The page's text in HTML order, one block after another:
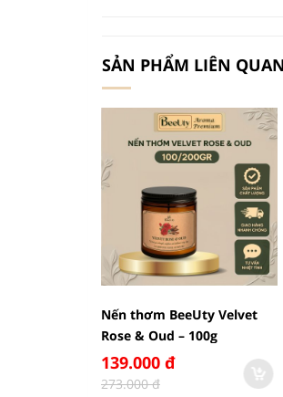
SẢN PHẨM LIÊN QUAN
Nến thơm BeeUty Velvet
Rose & Oud – 100g
139.000 đ
273.000 đ